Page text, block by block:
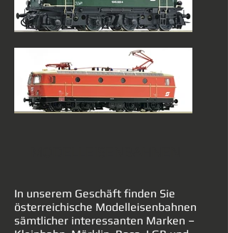
In unserem Geschäft finden Sie
österreichische Modelleisenbahnen
sämtlicher interessanten Marken –